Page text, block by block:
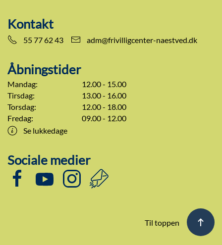
Kontakt
55 77 62 43 adm@frivilligcenter-naestved.dk
Åbningstider
Mandag:
12.00 - 15.00
Tirsdag:
13.00 - 16.00
Torsdag:
12.00 - 18.00
Fredag:
09.00 - 12.00
Se lukkedage
Sociale medier
Til toppen